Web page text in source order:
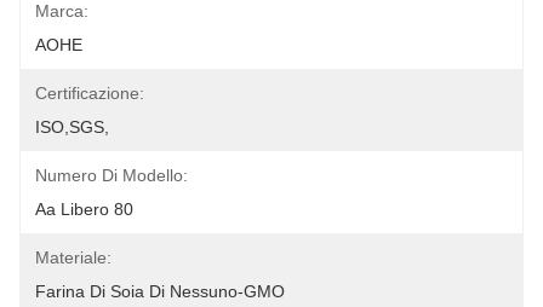
Marca:
AOHE
Certificazione:
ISO,SGS,
Numero Di Modello:
Aa Libero 80
Materiale:
Farina Di Soia Di Nessuno-GMO